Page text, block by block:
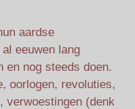
aardse
eeuwen lang
en nog steeds doen.
oorlogen, revoluties,
(denk